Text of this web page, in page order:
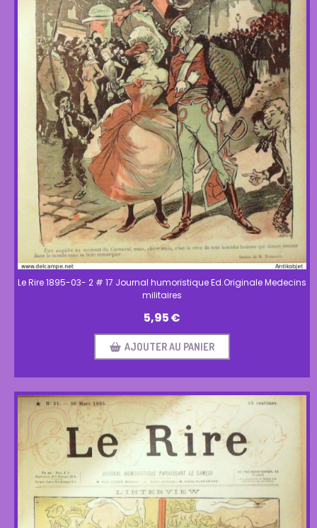
Le Rire 1895-03- 2 # 17 Journal humoristique Ed.Originale Medecins
militaires
5,95€
AJOUTER AU PANIER